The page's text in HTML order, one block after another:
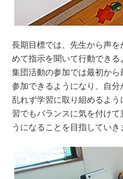
長期目標では、先生から声
めて指示を聞いて行動できる
集団活動の参加では最初か
参加できるようになり、自
乱れず学習に取り組めるよ
習でもバランスに気を付け
うになることを目指していき